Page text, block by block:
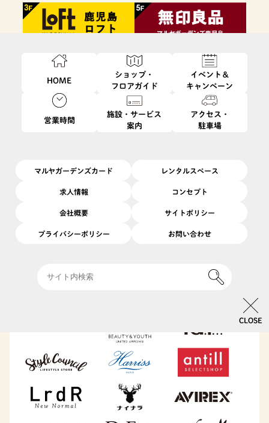
HOME
ショップ・
フロアガイド
イベント＆
キャンペーン
営業時間
施設・サービス
案内
アクセス・
駐車場
マルヤガーデンズカード レンタルスペース
求人情報 コンセプト
会社概要 サイトポリシー
プライバシーポリシー お問い合わせ
CLOSE